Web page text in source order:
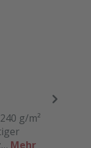
g/m²
Mehr